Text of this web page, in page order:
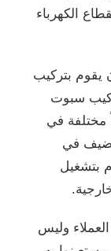
الكهرباء
يقوم بتركيب
سبوت
مختلفة في
في
بتشغيل
وليس